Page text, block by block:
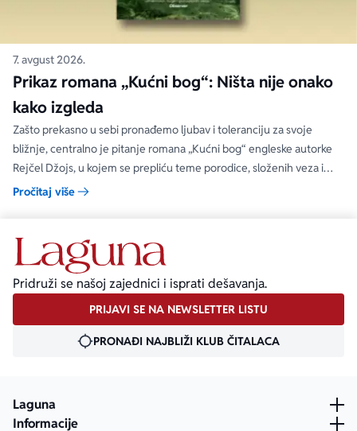
7. avgust 2026.
Prikaz romana „Kućni bog“: Ništa nije onako
kako izgleda
Zašto prekasno u sebi pronađemo ljubav i toleranciju za svoje
bližnje, centralno je pitanje romana „Kućni bog“ engleske autorke
Rejčel Džojs, u kojem se prepliću teme porodice, složenih veza i
umetnosti.
Pročitaj više
Pridruži se našoj zajednici i isprati dešavanja.
PRIJAVI SE NA NEWSLETTER LISTU
PRONAĐI NAJBLIŽI KLUB ČITALACA
Laguna
Informacije